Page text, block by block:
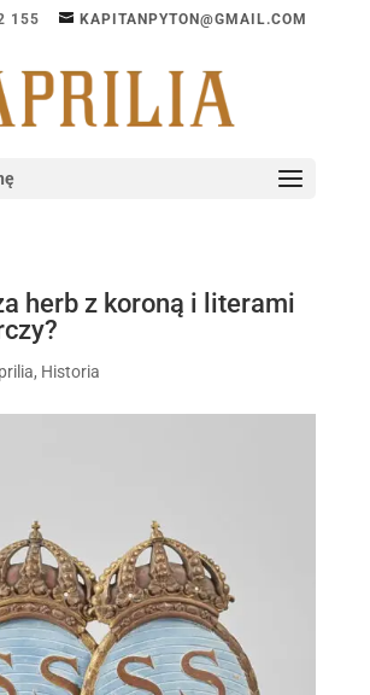
155 KAPITANPYTON@GMAIL.COM
herb z koroną i literami
, Historia